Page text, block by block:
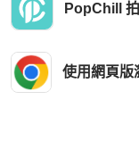
PopChill
使用網頁版